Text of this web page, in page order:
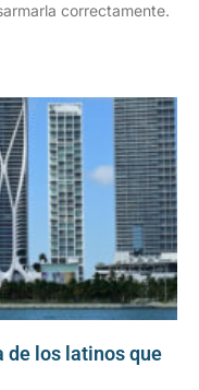
correctamente.
de los latinos que